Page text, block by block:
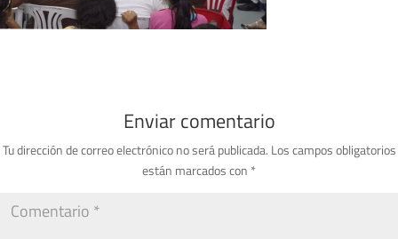
Enviar comentario
Tu dirección de correo electrónico no será publicada. Los campos obligatorios
están marcados con *